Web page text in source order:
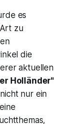
es
zu
die
aktuellen
Holländer"
nur ein